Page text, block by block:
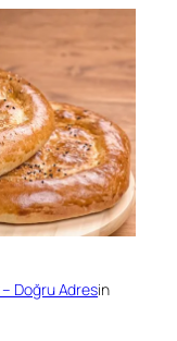
Doğru Adresin